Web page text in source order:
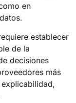
en
establecer
de la
decisiones
más